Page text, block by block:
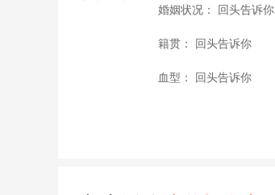
婚姻状况： 回头告诉你
籍贯： 回头告诉你
血型： 回头告诉你